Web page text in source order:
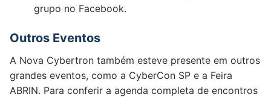
grupo no Facebook.
Outros Eventos
A Nova Cybertron também esteve presente em outros
grandes eventos, como a CyberCon SP e a Feira
ABRIN. Para conferir a agenda completa de encontros